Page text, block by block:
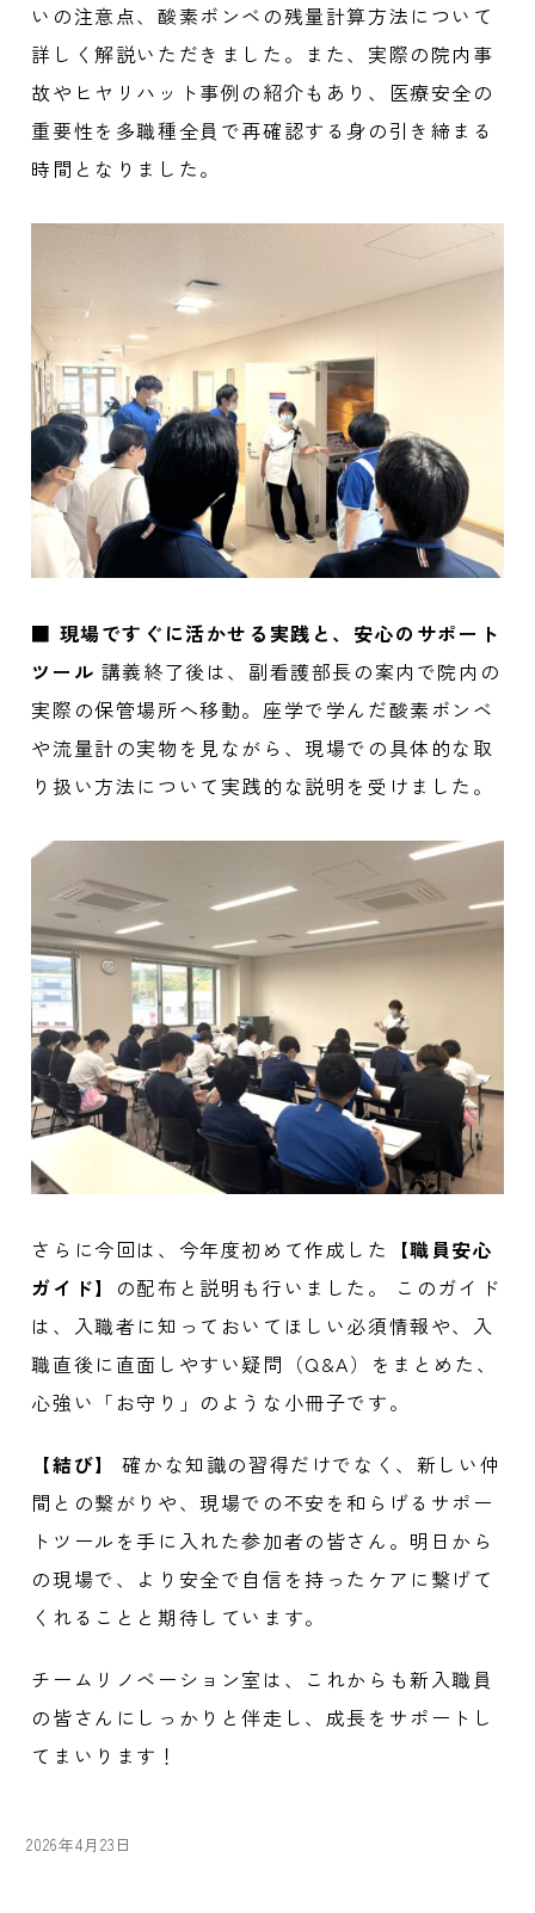
いの注意点、酸素ボンベの残量計算方法について
詳しく解説いただきました。また、実際の院内事
故やヒヤリハット事例の紹介もあり、医療安全の
重要性を多職種全員で再確認する身の引き締まる
時間となりました。
■ 現場ですぐに活かせる実践と、安心のサポート
ツール 講義終了後は、副看護部長の案内で院内の
実際の保管場所へ移動。座学で学んだ酸素ボンベ
や流量計の実物を見ながら、現場での具体的な取
り扱い方法について実践的な説明を受けました。
さらに今回は、今年度初めて作成した
【職員安心
ガイド】 の配布と説明も行いました。 このガイド
は、入職者に知っておいてほしい必須情報や、入
職直後に直面しやすい疑問（Q&A）をまとめた、
心強い「お守り」のような小冊子です。
【結び】
確かな知識の習得だけでなく、新しい仲
間との繋がりや、現場での不安を和らげるサポー
トツールを手に入れた参加者の皆さん。明日から
の現場で、より安全で自信を持ったケアに繋げて
くれることと期待しています。
チームリノベーション室は、これからも新入職員
の皆さんにしっかりと伴走し、成長をサポートし
てまいります！
投
2026年4月23日